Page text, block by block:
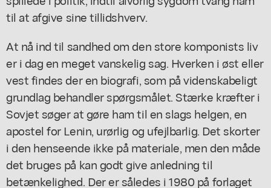
til at afgive sine tillidshverv.
At nå ind til sandhed om den store komponists liv
er i dag en meget vanskelig sag. Hverken i øst eller
vest findes der en biografi, som på videnskabeligt
grundlag behandler spørgsmålet. Stærke kræfter i
Sovjet søger at gøre ham til en slags helgen, en
apostel for Lenin, urørlig og ufejlbarlig. Det skorter
i den henseende ikke på materiale, men den måde
det bruges på kan godt give anledning til
betænkelighed. Der er således i 1980 på forlaget